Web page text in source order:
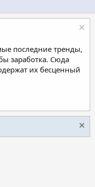
последние тренды,
заработка. Сюда
их бесценный